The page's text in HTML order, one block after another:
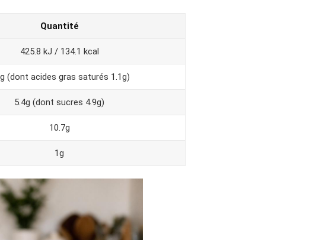
Quantité
425.8 kJ / 134.1 kcal
(dont acides gras saturés 1.1g)
5.4g (dont sucres 4.9g)
10.7g
1g